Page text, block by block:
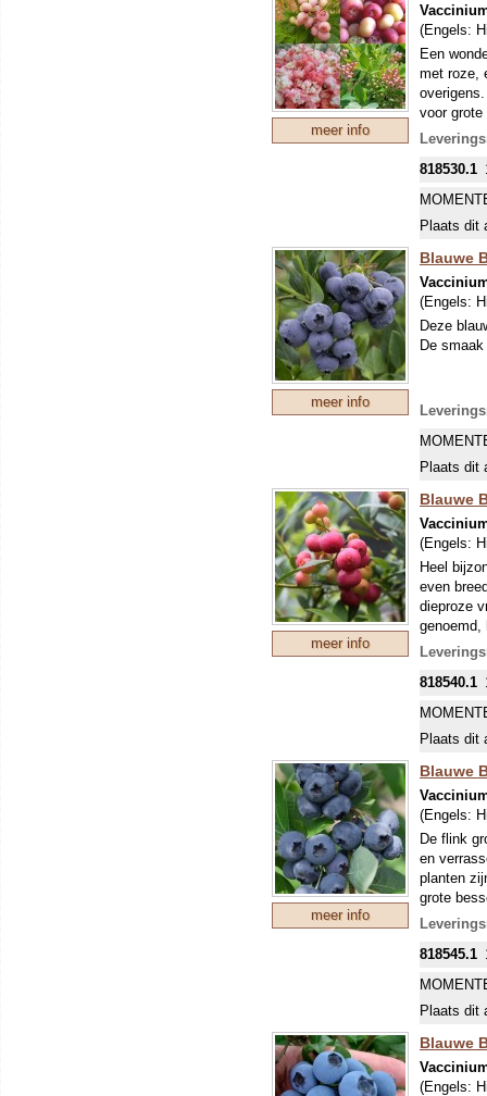
meer info
(Engels:
Een
met roze,
voor
met een
818530.1
Plaats dit
meer info
Blauwe
(Engels:
Deze
De
Plaats dit
meer info
Blauwe
(Engels:
Heel
even
dieproze
genoemd,
818540.1
Plaats dit
meer info
Blauwe
(Engels:
De flink
en
planten
grote
versiering
zussen,
USDA-
818545.1
Plaats dit
Blauwe
(Engels: